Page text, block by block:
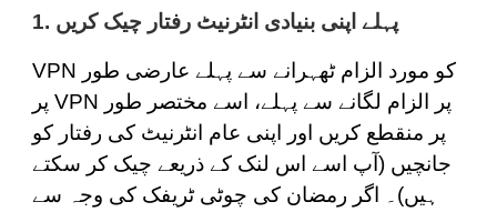
1. پہلے اپنی بنیادی انٹرنیٹ رفتار چیک کریں
VPN کو مورد الزام ٹھہرانے سے پہلے عارضی طور
پر VPN پر الزام لگانے سے پہلے، اسے مختصر طور
پر منقطع کریں اور اپنی عام انٹرنیٹ کی رفتار کو
جانچیں (آپ اسے اس لنک کے ذریعے چیک کر سکتے
ہیں)۔ اگر رمضان کی چوٹی ٹریفک کی وجہ سے